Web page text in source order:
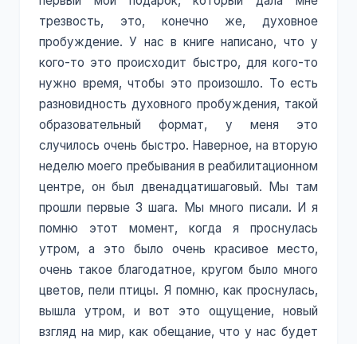
трезвость, это, конечно же, духовное
пробуждение. У нас в книге написано, что у
кого-то это происходит быстро, для кого-то
нужно время, чтобы это произошло. То есть
разновидность духовного пробуждения, такой
образовательный формат, у меня это
случилось очень быстро. Наверное, на вторую
неделю моего пребывания в реабилитационном
центре, он был двенадцатишаговый. Мы там
прошли первые 3 шага. Мы много писали. И я
помню этот момент, когда я проснулась
утром, а это было очень красивое место,
очень такое благодатное, кругом было много
цветов, пели птицы. Я помню, как проснулась,
вышла утром, и вот это ощущение, новый
взгляд на мир, как обещание, что у нас будет